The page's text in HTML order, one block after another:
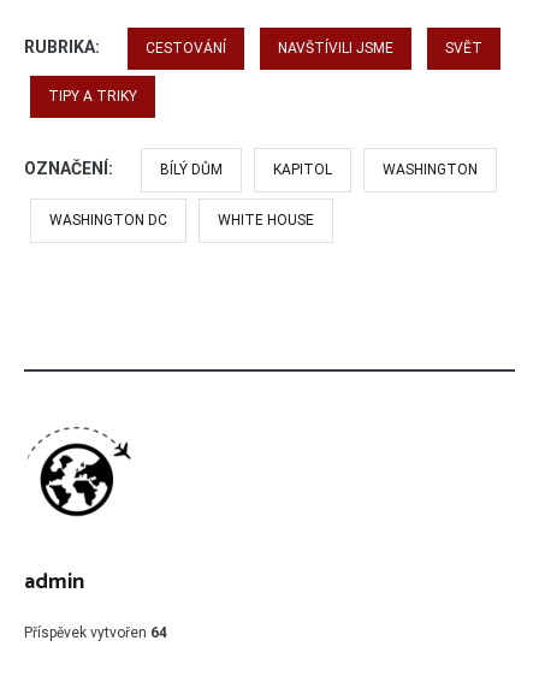
RUBRIKA: CESTOVÁNÍ NAVŠTÍVILI JSME SVĚT
TIPY A TRIKY
OZNAČENÍ: BÍLÝ DŮM KAPITOL WASHINGTON
WASHINGTON DC WHITE HOUSE
admin
Příspěvek vytvořen 64